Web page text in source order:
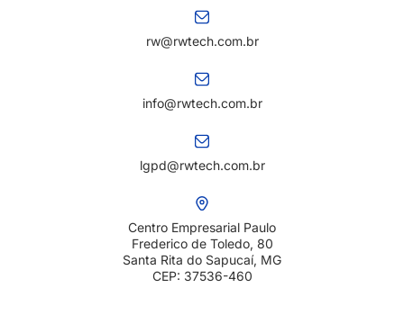
rw@rwtech.com.br
info@rwtech.com.br
lgpd@rwtech.com.br
Centro Empresarial Paulo
Frederico de Toledo, 80
Santa Rita do Sapucaí, MG
CEP: 37536-460